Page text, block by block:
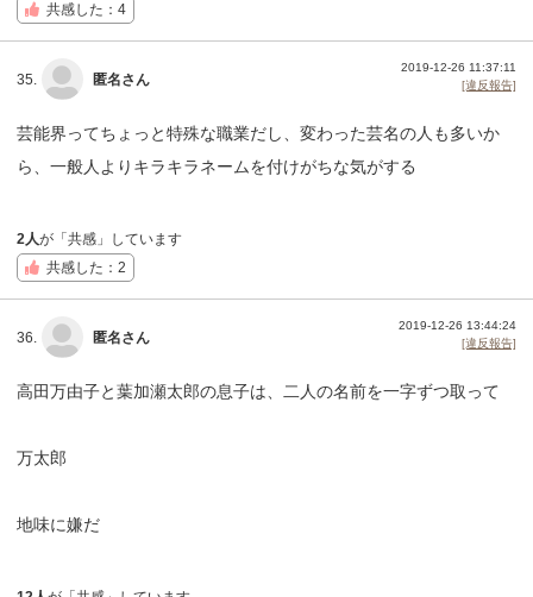
共感した：4
35. 匿名さん
2019-12-26 11:37:11
[違反報告]
芸能界ってちょっと特殊な職業だし、変わった芸名の人も多いか
ら、一般人よりキラキラネームを付けがちな気がする
2人が「共感」しています
共感した：2
36. 匿名さん
2019-12-26 13:44:24
[違反報告]
高田万由子と葉加瀬太郎の息子は、二人の名前を一字ずつ取って
万太郎
地味に嫌だ